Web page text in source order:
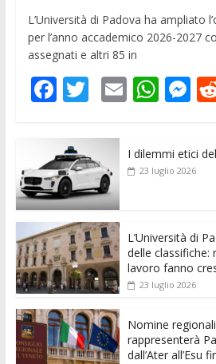
L’Università di Padova ha ampliato
per l’anno accademico 2026-2027
assegnati e altri 85 in
F
e
b
o
o
k
T
itt
er
E
ai
l
W
s
p
M
ss
e
er
I dilemmi etici
23 luglio 2026
L’Università di
delle classifiche:
lavoro fanno
23 luglio 2026
Nomine
rappresenterà
dall’Ater all’Esu